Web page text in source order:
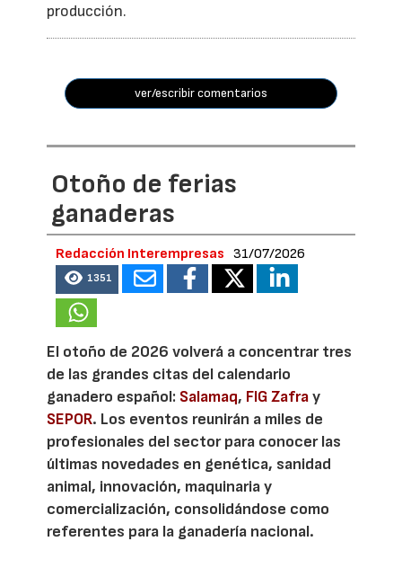
producción.
ver/escribir comentarios
Otoño de ferias
ganaderas
Redacción Interempresas 31/07/2026
1351
El otoño de 2026 volverá a concentrar tres
de las grandes citas del calendario
ganadero español: Salamaq, FIG Zafray
SEPOR. Los eventos reunirán a miles de
profesionales del sector para conocer las
últimas novedades en genética, sanidad
animal, innovación, maquinaria y
comercialización, consolidándose como
referentes para la ganadería nacional.